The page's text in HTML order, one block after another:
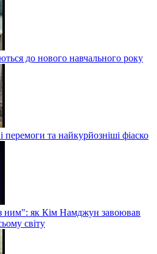
до нового навчального року
перемоги та найкурйозніші фіаско
ним": як Кім Намджун завоював
світу